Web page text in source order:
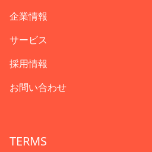
企業情報
サービス
採用情報
お問い合わせ
TERMS